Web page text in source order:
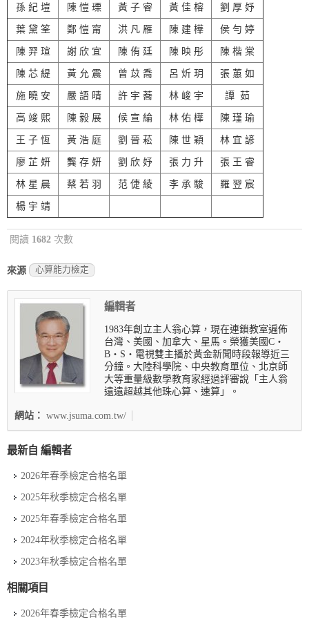
孫 紀 塏 陳 愷 瑮 黃 子 睿 黃 佳 榕 劉 厚 妤
葉 黛 筌 鄭 愷 甯 洪 凡 雁 陳 建 樺 侯 勻 婷
陳 羿 瑄 謝 欣 宜 陳 侑 廷 陳 映 彤 陳 楷 棠
陳 芯 緹 黃 允 震 曾 苡 喬 呂 炘 玥 張 蕙 如
施 曉 安 嚴 語 晴 許 宇 蕎 林 峻 宇 譚 茹
高 竣 熙 陳 毅 展 候 宣 綸 林 佑 樺 陳 瑾 瑜
王 子 恆 黃 浩 庭 劉 晉 菘 陳 世 穎 林 宜 諺
廖 芷 妍 龔 存 妍 劉 欣 妤 張 力 升 張 王 睿
林 星 晨 蔡 若 羽 范 倢 綾 李 承 駿 羅 翌 宸
楊 宇 靖
閱讀 1682 次數
來源 心算能力檢定
編輯者
1983年創立主人翁心算，現在連鎖教室遍佈
台灣、美國、加拿大、星馬。榮獲美國C‧
B‧S‧電視雙主播於黃金新聞時段報導近三
分鐘。大陸科學院、中央教育單位、北京師
大等重量級數學教育家經過評審說「主人翁
遠遠超越其他珠心算、速算」。
網站： www.jsuma.com.tw/
最新自 編輯者
2026年春季檢定合格名單
2025年秋季檢定合格名單
2025年春季檢定合格名單
2024年秋季檢定合格名單
2023年秋季檢定合格名單
相關項目
2026年春季檢定合格名單